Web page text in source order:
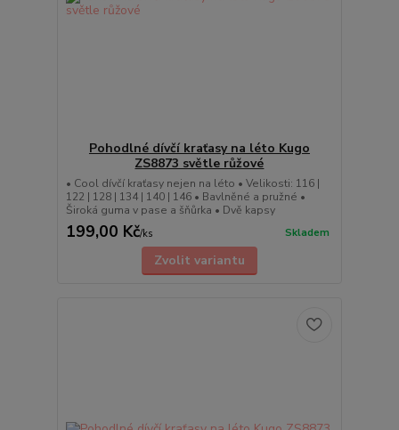
Pohodlné dívčí kraťasy na léto Kugo
ZS8873 světle růžové
• Cool dívčí kraťasy nejen na léto • Velikosti: 116 |
122 | 128 | 134 | 140 | 146 • Bavlněné a pružné •
Široká guma v pase a šňůrka • Dvě kapsy
199,00 Kč/ks Skladem
Zvolit variantu